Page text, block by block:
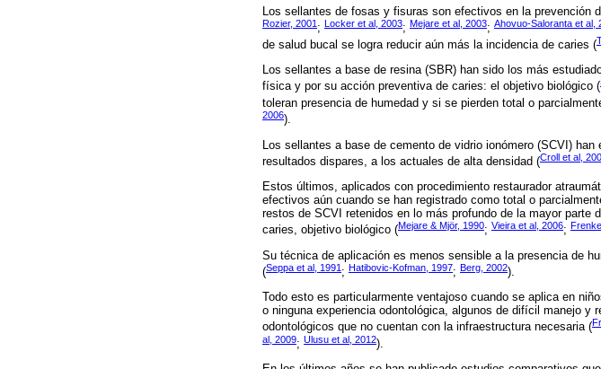
Los sellantes de fosas y fisuras son efectivos en la prevención
Rozier, 2001 ; Locker et al, 2003; Mejare et al, 2003; Ahovuo-Saloranta et al,
de salud bucal se logra reducir aún más la incidencia de caries (
Los sellantes a base de resina (SBR) han sido los más
física y por su acción preventiva de caries: el objetivo biológico (
toleran presencia de humedad y si se pierden total o
2006).
Los sellantes a base de cemento de vidrio ionómero (SCVI)
resultados dispares, a los actuales de alta densidad (Croll et al,
Estos últimos, aplicados con procedimiento restaurador
efectivos aún cuando se han registrado como total o
restos de SCVI retenidos en lo más profundo de la mayor
caries, objetivo biológico (Mejare & Mjör, 1990; Vieira et al, 2006;
Su técnica de aplicación es menos sensible a la presencia de
(Seppa et al, 1991 ; Hatibovic-Kofman, 1997; Berg, 2002).
Todo esto es particularmente ventajoso cuando se aplica en
o ninguna experiencia odontológica, algunos de difícil manejo y
odontológicos que no cuentan con la infraestructura necesaria (
al, 2009; Ulusu et al, 2012).